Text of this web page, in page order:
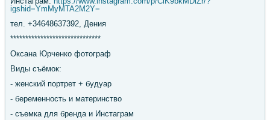
igshid=YmMyMTA2M2Y=
тел. +34648637392, Дения
******************************
Оксана Юрченко фотограф
Виды съёмок:
- женский портрет + будуар
- беременность и материнство
- съемка для бренда и Инстаграм